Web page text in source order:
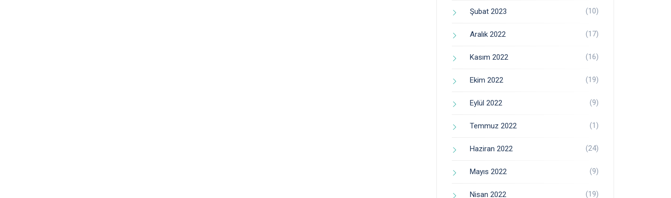
Şubat 2023 (10)
Aralık 2022 (17)
Kasım 2022 (16)
Ekim 2022 (19)
Eylül 2022 (9)
Temmuz 2022 (1)
Haziran 2022 (24)
Mayıs 2022 (9)
Nisan 2022 (19)